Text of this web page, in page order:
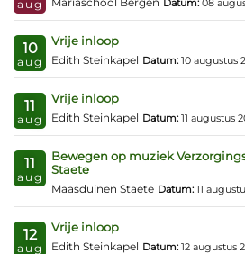
aug Datum: 08
10
aug
Vrije inloop
Edith Steinkapel Datum: 10 augustus
11
aug
Vrije inloop
Edith Steinkapel Datum: 11 augustus
11
aug
Bewegen op muziek
Staete
Maasduinen Staete Datum: 11
12
aug
Vrije inloop
Edith Steinkapel Datum: 12 augustus